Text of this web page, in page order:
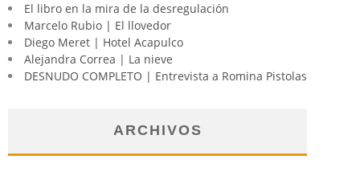
El libro en la mira de la desregulación
Marcelo Rubio | El llovedor
Diego Meret | Hotel Acapulco
Alejandra Correa | La nieve
DESNUDO COMPLETO | Entrevista a Romina Pistolas
ARCHIVOS